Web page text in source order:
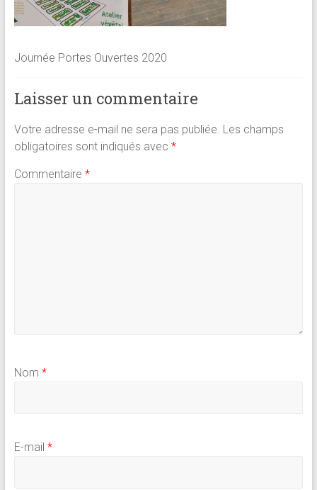
Journée Portes Ouvertes 2020
Laisser un commentaire
Votre adresse e-mail ne sera pas publiée. Les champs
obligatoires sont indiqués avec *
Commentaire *
Nom *
E-mail *